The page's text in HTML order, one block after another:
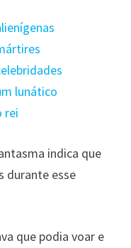
lunático
rei
indica que
durante esse
que podia voar e